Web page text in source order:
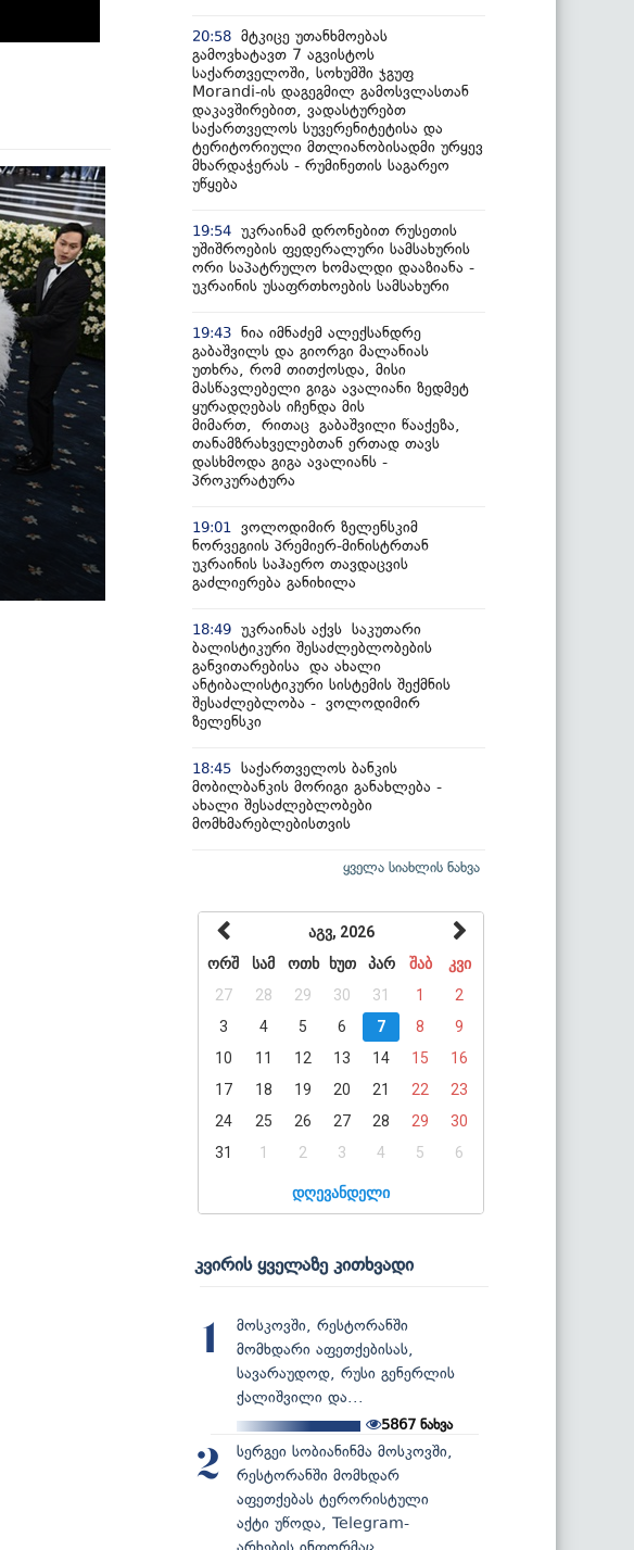
20:58 მტკიცე უთანხმოებას
გამოვხატავთ 7 აგვისტოს
საქართველოში, სოხუმში ჯგუფ
Morandi-ის დაგეგმილ გამოსვლასთან
დაკავშირებით, ვადასტურებთ
საქართველოს სუვერენიტეტისა და
ტერიტორიული მთლიანობისადმი ურყევ
მხარდაჭერას - რუმინეთის საგარეო
უწყება
19:54 უკრაინამ დრონებით რუსეთის
უშიშროების ფედერალური სამსახურის
ორი საპატრულო ხომალდი დააზიანა -
უკრაინის უსაფრთხოების სამსახური
19:43 ნია იმნაძემ ალექსანდრე
გაბაშვილს და გიორგი მალანიას
უთხრა, რომ თითქოსდა, მისი
მასწავლებელი გიგა ავალიანი ზედმეტ
ყურადღებას იჩენდა მის
მიმართ, რითაც გაბაშვილი წააქეზა,
თანამზრახველებთან ერთად თავს
დასხმოდა გიგა ავალიანს -
პროკურატურა
19:01
ვოლოდიმირ ზელენსკიმ
ნორვეგიის პრემიერ-მინისტრთან
უკრაინის საჰაერო თავდაცვის
გაძლიერება განიხილა
18:49 უკრაინას აქვს საკუთარი
ბალისტიკური შესაძლებლობების
განვითარებისა და ახალი
ანტიბალისტიკური სისტემის შექმნის
შესაძლებლობა - ვოლოდიმირ
ზელენსკი
18:45 საქართველოს ბანკის
მობილბანკის მორიგი განახლება -
ახალი შესაძლებლობები
მომხმარებლებისთვის
ყველა სიახლის ნახვა
აგვ, 2026
ორშ
სამ ოთხ ხუთ პარ შაბ
კვი
27
28 29 30 31 1
2
3
4 5 6 7 8
9
10
11 12 13 14 15
16
17
18 19 20 21 22
23
24
25 26 27 28 29
30
31
1 2 3 4 5 6
დღევანდელი
კვირის ყველაზე კითხვადი
1
მოსკოვში, რესტორანში
მომხდარი აფეთქებისას,
სავარაუდოდ, რუსი გენერლის
ქალიშვილი და...
5867 ნახვა
2
სერგეი სობიანინმა მოსკოვში,
რესტორანში მომხდარ
აფეთქებას ტერორისტული
აქტი უწოდა, Telegram-